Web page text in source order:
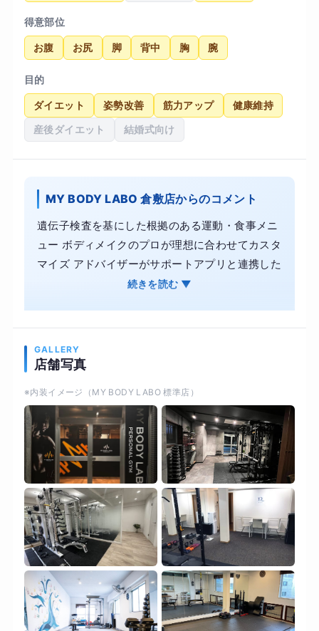
得意部位
お腹 お尻 脚 背中 胸 腕
目的
ダイエット 姿勢改善 筋力アップ 健康維持
産後ダイエット 結婚式向け
MY BODY LABO 倉敷店からのコメント
遺伝子検査を基にした根拠のある運動・食事メニ
ュー ボディメイクのプロが理想に合わせてカスタ
マイズ アドバイザーがサポートアプリと連携した
食事管理 オンライン・ジムそれぞれ併用OK 結果
続きを読む ▼
GALLERY
店舗写真
※内装イメージ（MY BODY LABO 標準店）